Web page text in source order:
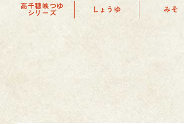
高千穂峡つゆ
シリーズ しょうゆ みそ